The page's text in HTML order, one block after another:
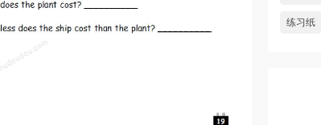
练习纸